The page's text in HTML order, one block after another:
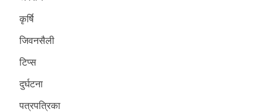
कृर्षि
जिवनसैली
टिप्स
दुर्घटना
पत्रपत्रिका